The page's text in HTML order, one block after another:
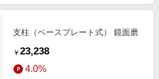
支柱（ベースプレート式） 鏡面磨
￥ 23,238
4.0%